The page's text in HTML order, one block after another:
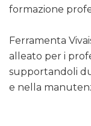
formazione
Ferramenta
alleato per i
supportandoli
e nella